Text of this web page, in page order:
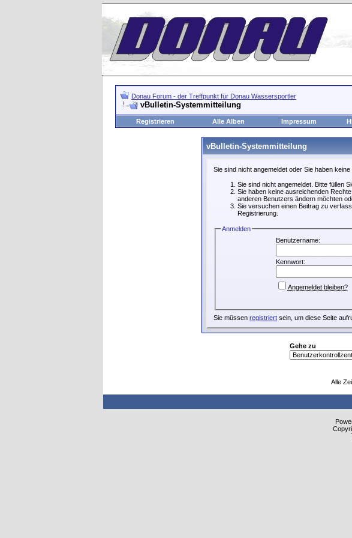
Donau Forum - der Treffpunkt für Donau Wassersportler
vBulletin-Systemmitteilung
Registrieren
Alle Alben Impressum
vBulletin-Systemmitteilung
Sie sind nicht angemeldet oder Sie haben
Sie sind nicht angemeldet. Bitte füllen
Sie haben keine ausreichenden
anderen Benutzers ändern möchten
Sie versuchen einen Beitrag zu
Registrierung.
Anmelden
Benutzername:
Kennwort:
Angemeldet bleiben?
Sie müssen registriert sein, um diese Seite
Gehe zu
Alle